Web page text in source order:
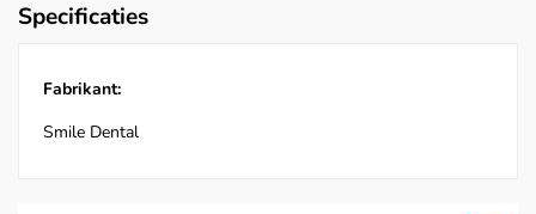
Specificaties
Fabrikant:
Smile Dental